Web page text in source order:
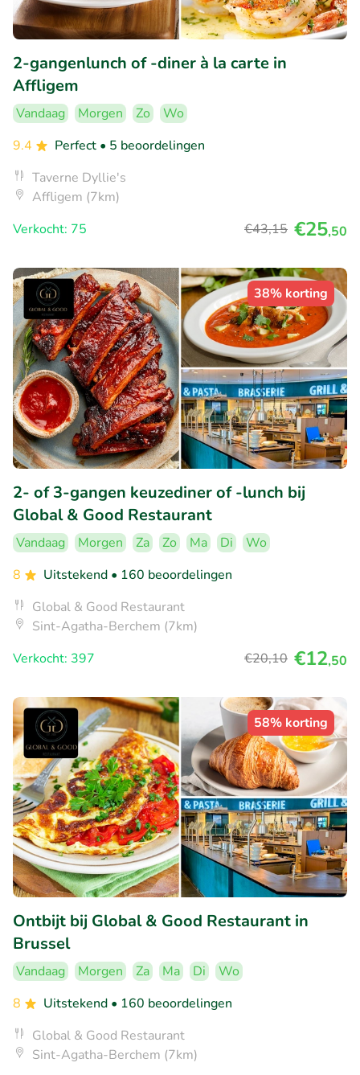
2-gangenlunch of -diner à la carte in
Affligem
Vandaag Morgen Zo
Wo
9.4
Perfect • 5 beoordelingen
Taverne Dyllie's
Affligem (7km)
Verkocht: 75
€43,15 €25,50
38% korting
2- of 3-gangen keuzediner of -lunch bij
Global & Good Restaurant
Vandaag Morgen Za Zo Ma Di
Wo
8
Uitstekend • 160 beoordelingen
Global & Good Restaurant
Sint-Agatha-Berchem (7km)
Verkocht: 397
€20,10 €12,50
58% korting
Ontbijt bij Global & Good Restaurant in
Brussel
Vandaag Morgen Za Ma Di
Wo
8
Uitstekend • 160 beoordelingen
Global & Good Restaurant
Sint-Agatha-Berchem (7km)